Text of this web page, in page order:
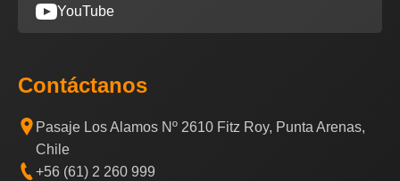
YouTube
Contáctanos
Pasaje Los Alamos Nº 2610 Fitz Roy, Punta Arenas,
Chile
+56 (61) 2 260 999